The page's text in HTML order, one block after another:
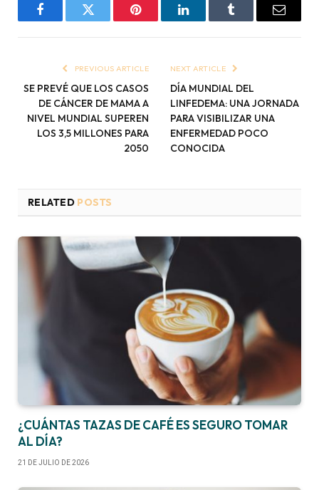
FacebookTwitter Pinterest LinkedInTumblr Email
PREVIOUS ARTICLE
SE PREVÉ QUE LOS CASOS
DE CÁNCER DE MAMA A
NIVEL MUNDIAL SUPEREN
LOS 3,5 MILLONES PARA
2050
NEXT ARTICLE
DÍA MUNDIAL DEL
LINFEDEMA: UNA JORNADA
PARA VISIBILIZAR UNA
ENFERMEDAD POCO
CONOCIDA
RELATED POSTS
¿CUÁNTAS TAZAS DE CAFÉ ES SEGURO TOMAR
AL DÍA?
21 DE JULIO DE 2026